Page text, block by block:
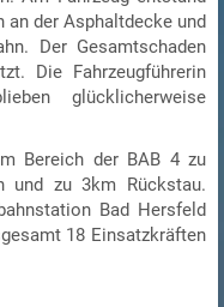
an der Asphaltdecke und
Der Gesamtschaden
Die Fahrzeugführerin
glücklicherweise
Bereich der BAB 4 zu
und zu 3km Rückstau.
Bad Hersfeld
18 Einsatzkräften